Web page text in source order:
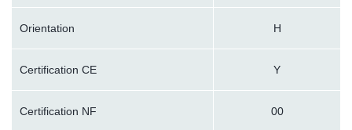
Orientation H
Certification CE Y
Certification NF 00